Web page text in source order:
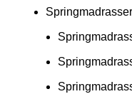
Springmadrasser